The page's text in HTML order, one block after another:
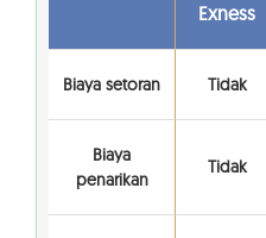
Exness
Biaya setoran Tidak
Biaya
penarikan
Tidak